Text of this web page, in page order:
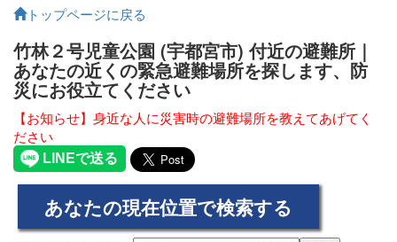
トップページに戻る
竹林２号児童公園 (宇都宮市) 付近の避難所｜
あなたの近くの緊急避難場所を探します、防
災にお役立てください
【お知らせ】身近な人に災害時の避難場所を教えてあげてく
ださい